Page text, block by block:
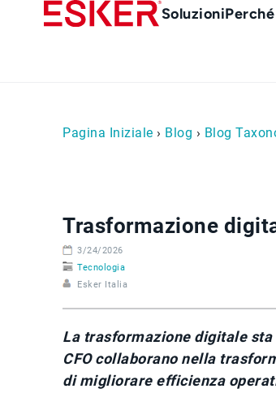
Main
Soluzioni
Pagina Iniziale › Blog › Blog
Trasformazione
3/24/2026
Tecnologia
Esker Italia
La trasformazione digitale sta
CFO collaborano nella
di migliorare efficienza